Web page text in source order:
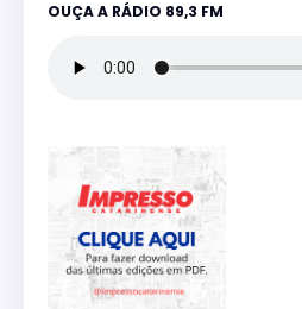
OUÇA A RÁDIO 89,3 FM